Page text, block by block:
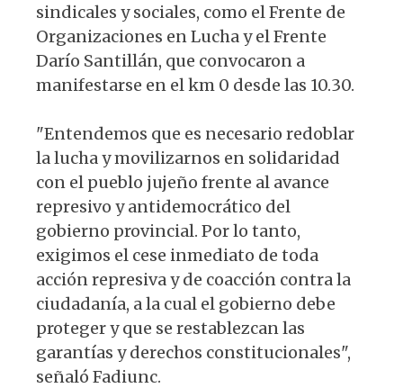
sindicales y sociales, como el Frente de
Organizaciones en Lucha y el Frente
Darío Santillán, que convocaron a
manifestarse en el km 0 desde las 10.30.
"Entendemos que es necesario redoblar
la lucha y movilizarnos en solidaridad
con el pueblo jujeño frente al avance
represivo y antidemocrático del
gobierno provincial. Por lo tanto,
exigimos el cese inmediato de toda
acción represiva y de coacción contra la
ciudadanía, a la cual el gobierno debe
proteger y que se restablezcan las
garantías y derechos constitucionales",
señaló Fadiunc.